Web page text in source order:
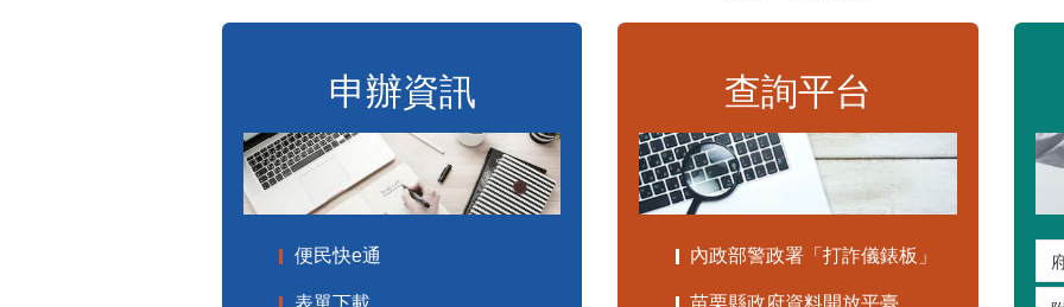
申辦資訊
便民快e通
查詢平台
內政部警政署「打詐儀錶板」
苗栗縣政府資料開放平臺